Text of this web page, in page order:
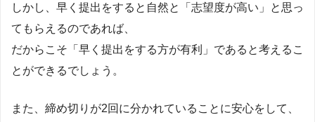
しかし、早く提出をすると自然と「志望度が高い」と思っ
てもらえるのであれば、
だからこそ「早く提出をする方が有利」であると考えるこ
とができるでしょう。
また、締め切りが2回に分かれていることに安心をして、